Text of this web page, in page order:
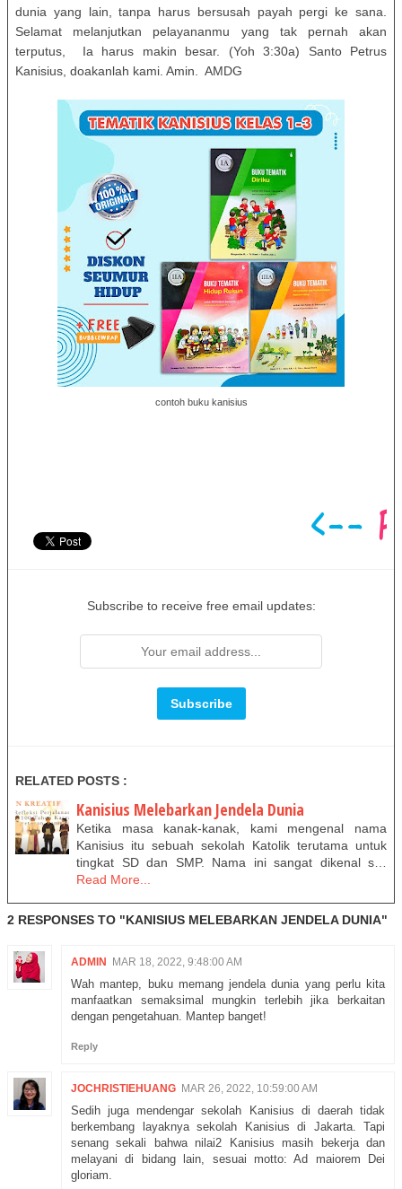
dunia yang lain, tanpa harus bersusah payah pergi ke sana.
Selamat melanjutkan pelayananmu yang tak pernah akan
terputus, Ia harus makin besar. (Yoh 3:30a) Santo Petrus
Kanisius, doakanlah kami. Amin. AMDG
contoh buku kanisius
Subscribe to receive free email updates:
RELATED POSTS :
Kanisius Melebarkan Jendela Dunia
Ketika masa kanak-kanak, kami mengenal nama
Kanisius itu sebuah sekolah Katolik terutama untuk
tingkat SD dan SMP. Nama ini sangat dikenal s…
Read More...
2 RESPONSES TO "KANISIUS MELEBARKAN JENDELA DUNIA"
ADMIN MAR 18, 2022, 9:48:00 AM
Wah mantep, buku memang jendela dunia yang perlu kita
manfaatkan semaksimal mungkin terlebih jika berkaitan
dengan pengetahuan. Mantep banget!
Reply
JOCHRISTIEHUANG MAR 26, 2022, 10:59:00 AM
Sedih juga mendengar sekolah Kanisius di daerah tidak
berkembang layaknya sekolah Kanisius di Jakarta. Tapi
senang sekali bahwa nilai2 Kanisius masih bekerja dan
melayani di bidang lain, sesuai motto: Ad maiorem Dei
gloriam.